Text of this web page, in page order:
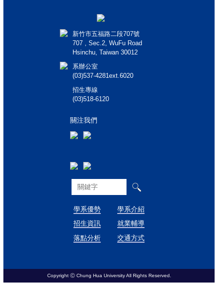
新竹市五福路二段707號
707 , Sec.2, WuFu Road
Hsinchu, Taiwan 30012
系辦公室
(03)537-4281ext.6020
招生專線
(03)518-6120
關注我們
學系優勢
招生資訊
落點分析
學系介紹
就業輔導
交通方式
Copyright Ⓒ Chung Hua University All Rights Reserved.